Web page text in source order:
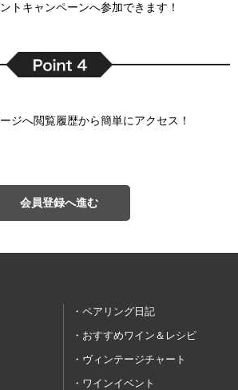
トキャンペーンへ参加できます！
ジへ閲覧履歴から簡単にアクセス！
会員登録へ進む
ペアリング日記
おすすめワイン＆レシピ
ヴィンテージチャート
ワインイベント